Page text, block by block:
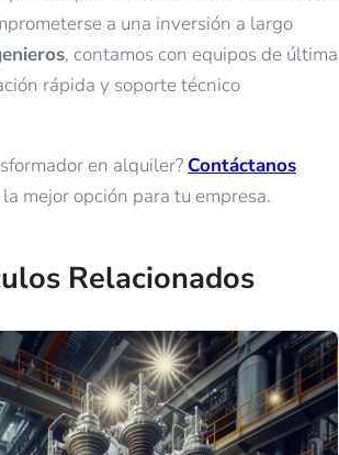
a una inversión a largo
, contamos con equipos de última
rápida y soporte técnico
en alquiler? Contáctanos
mejor opción para tu empresa.
Relacionados